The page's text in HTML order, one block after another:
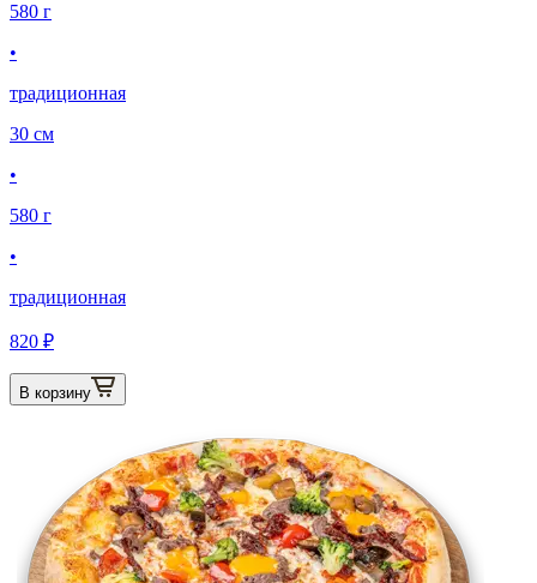
580 г
•
традиционная
30 см
•
580 г
•
традиционная
820 ₽
В корзину